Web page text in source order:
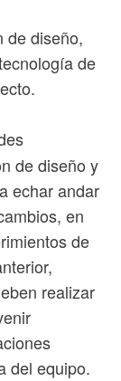
de diseño,
de
de diseño y
echar andar
en
de
realizar
del equipo.